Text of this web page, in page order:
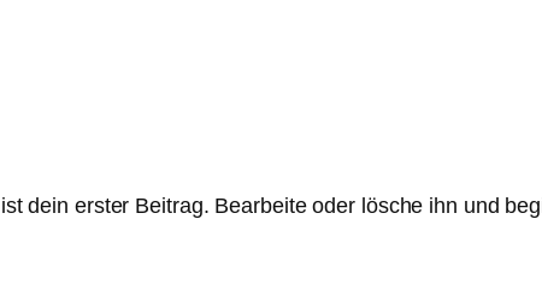
dein erster Beitrag. Bearbeite oder lösche ihn und